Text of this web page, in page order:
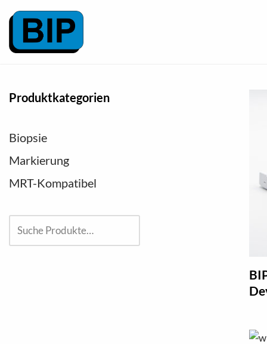
Zum
Inhalt
Produktkategorien
Biopsie
Markierung
MRT-Kompatibel